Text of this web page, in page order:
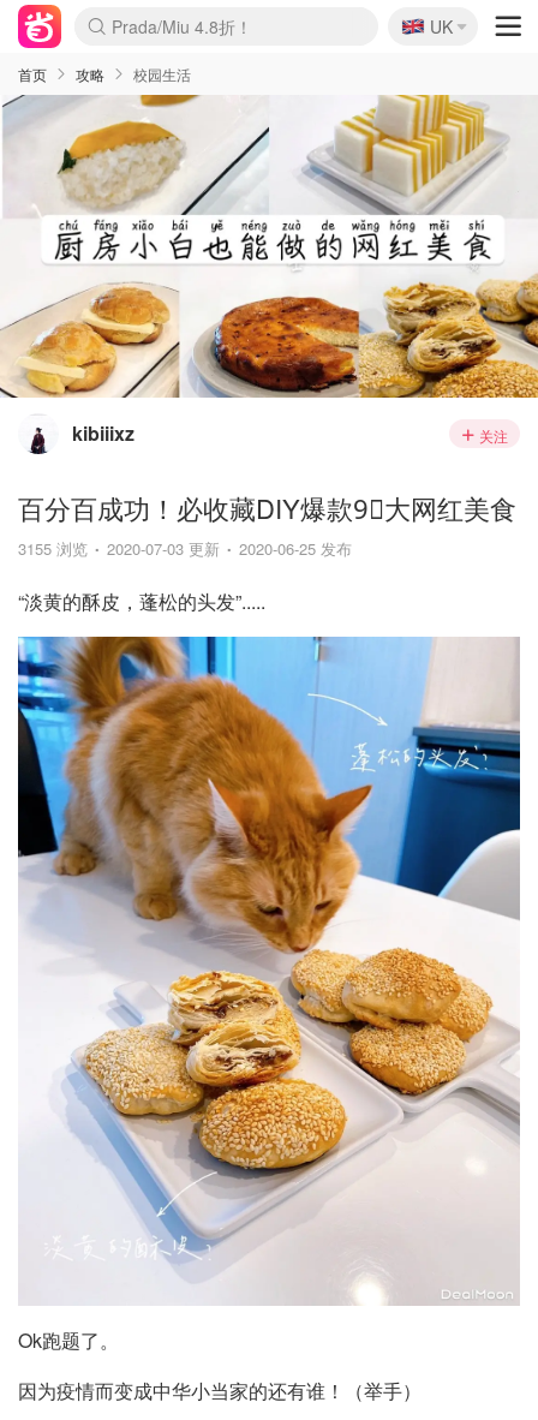
麦卢卡蜂蜜夏促！个位数！
Prada/Miu 4.8折！
啥？必胜客披萨5折！
🇬🇧
UK
首页 攻略 校园生活
kibiiixz 关注
百分百成功！必收藏DIY爆款9⃣️大网红美食
3155 浏览 2020-07-03 更新 2020-06-25 发布
“淡黄的酥皮，蓬松的头发”.....
Ok跑题了。
因为疫情而变成中华小当家的还有谁！（举手）